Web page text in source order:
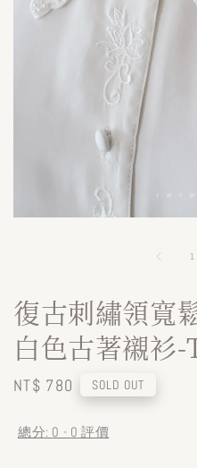
1
復古刺繡領寬
白色古著襯衫-
Regular
NT$ 780 SOLD OUT
總分: 0 - 0 評價